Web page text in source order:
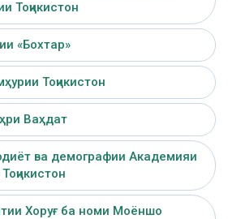
Тоҷикистон
«Бохтар»
Тоҷикистон
Ваҳдат
ва демографии Академияи
Хоруғ ба номи Моёншо